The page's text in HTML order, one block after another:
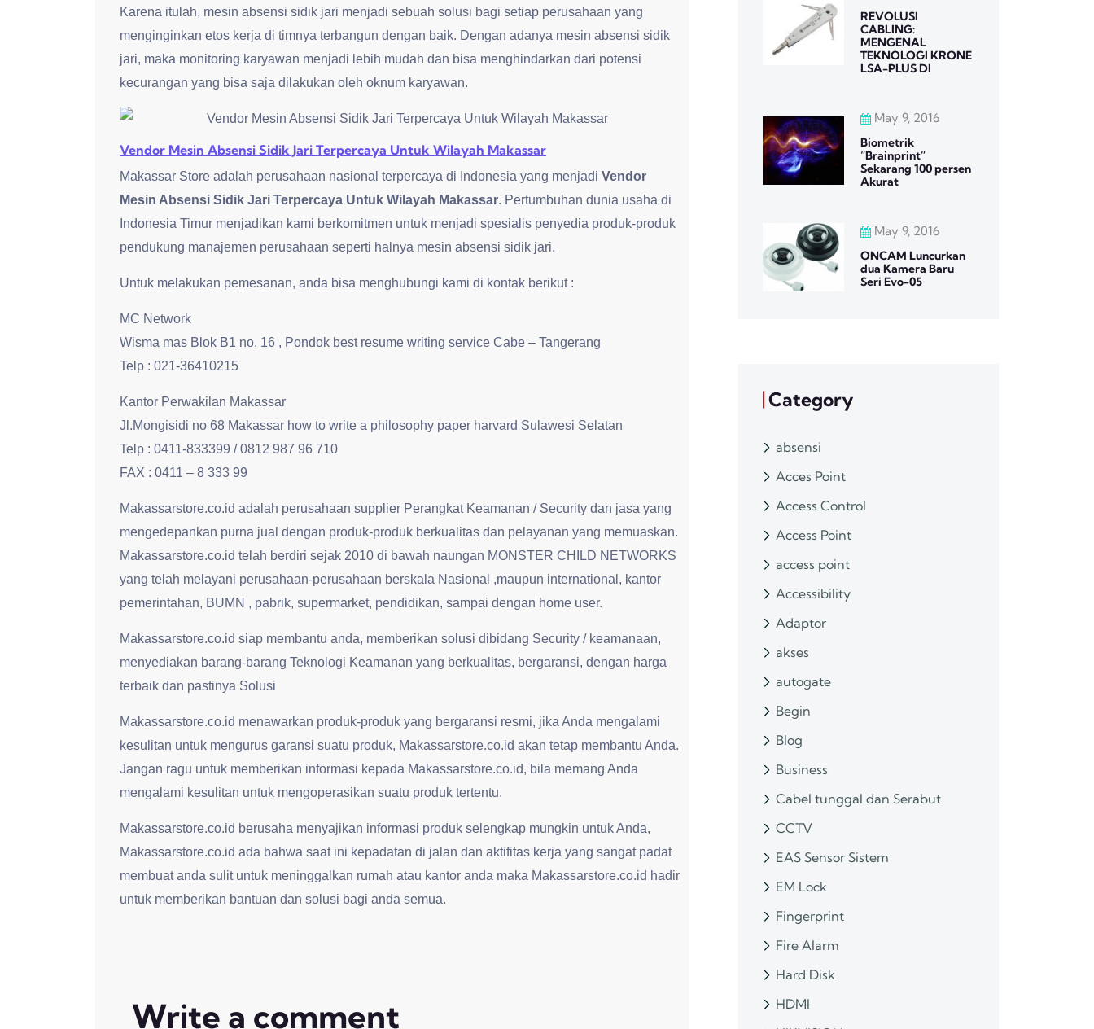
Karena itulah, mesin absensi sidik jari menjadi sebuah solusi bagi setiap perusahaan yang
menginginkan etos kerja di timnya terbangun dengan baik. Dengan adanya mesin absensi sidik
jari, maka monitoring karyawan menjadi lebih mudah dan bisa menghindarkan dari potensi
kecurangan yang bisa saja dilakukan oleh oknum karyawan.
Vendor Mesin Absensi Sidik Jari Terpercaya Untuk Wilayah Makassar
Makassar Store adalah perusahaan nasional terpercaya di Indonesia yang menjadi Vendor
Mesin Absensi Sidik Jari Terpercaya Untuk Wilayah Makassar. Pertumbuhan dunia usaha di
Indonesia Timur menjadikan kami berkomitmen untuk menjadi spesialis penyedia produk-produk
pendukung manajemen perusahaan seperti halnya mesin absensi sidik jari.
Untuk melakukan pemesanan, anda bisa menghubungi kami di kontak berikut :
MC Network
Wisma mas Blok B1 no. 16 , Pondok best resume writing service Cabe – Tangerang
Telp : 021-36410215
Kantor Perwakilan Makassar
Jl.Mongisidi no 68 Makassar how to write a philosophy paper harvard Sulawesi Selatan
Telp : 0411-833399 / 0812 987 96 710
FAX : 0411 – 8 333 99
Makassarstore.co.id adalah perusahaan supplier Perangkat Keamanan / Security dan jasa yang
mengedepankan purna jual dengan produk-produk berkualitas dan pelayanan yang memuaskan.
Makassarstore.co.id telah berdiri sejak 2010 di bawah naungan MONSTER CHILD NETWORKS
yang telah melayani perusahaan-perusahaan berskala Nasional ,maupun international, kantor
pemerintahan, BUMN , pabrik, supermarket, pendidikan, sampai dengan home user.
Makassarstore.co.id siap membantu anda, memberikan solusi dibidang Security / keamanaan,
menyediakan barang-barang Teknologi Keamanan yang berkualitas, bergaransi, dengan harga
terbaik dan pastinya Solusi
Makassarstore.co.id menawarkan produk-produk yang bergaransi resmi, jika Anda mengalami
kesulitan untuk mengurus garansi suatu produk, Makassarstore.co.id akan tetap membantu Anda.
Jangan ragu untuk memberikan informasi kepada Makassarstore.co.id, bila memang Anda
mengalami kesulitan untuk mengoperasikan suatu produk tertentu.
Makassarstore.co.id berusaha menyajikan informasi produk selengkap mungkin untuk Anda,
Makassarstore.co.id ada bahwa saat ini kepadatan di jalan dan aktifitas kerja yang sangat padat
membuat anda sulit untuk meninggalkan rumah atau kantor anda maka Makassarstore.co.id hadir
untuk memberikan bantuan dan solusi bagi anda semua.
Write a comment
REVOLUSI
CABLING:
MENGENAL
TEKNOLOGI KRONE
LSA-PLUS DI
May 9, 2016
Biometrik
“Brainprint”
Sekarang 100 persen
Akurat
May 9, 2016
ONCAM Luncurkan
dua Kamera Baru
Seri Evo-05
Category
absensi
Acces Point
Access Control
Access Point
access point
Accessibility
Adaptor
akses
autogate
Begin
Blog
Business
Cabel tunggal dan Serabut
CCTV
EAS Sensor Sistem
EM Lock
Fingerprint
Fire Alarm
Hard Disk
HDMI